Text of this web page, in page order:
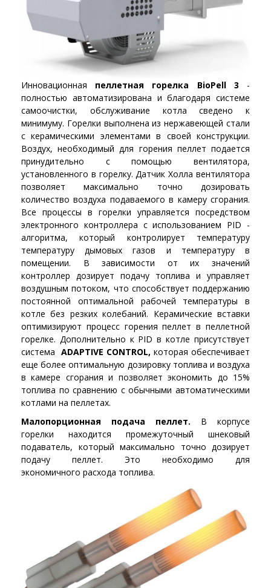
Инновационная пеллетная горелка BioPell 3 -
полностью автоматизирована и благодаря системе
самоочистки, обслуживание котла сведено к
минимуму. Горелки выполнена из нержавеющей стали
с керамическими элементами в своей конструкции.
Воздух, необходимый для горения пеллет подается
принудительно с помощью вентилятора,
установленного в горелку. Датчик Холла вентилятора
позволяет максимально точно дозировать
количество воздуха подаваемого в камеру сгорания.
Все процессы в горелки управляется посредством
электронного контроллера с использованием PID -
алгоритма, который контролирует температуру
температуру дымовых газов и температуру в
помещении. В зависимости от их значений
контроллер дозирует подачу топлива и управляет
воздушным потоком, что способствует поддержанию
постоянной оптимальной рабочей температуры в
котле без резких колебаний. Керамические вставки
оптимизируют процесс горения пеллет в пеллетной
горелке. Дополнительно к PID в котле присутствует
система ADAPTIVE CONTROL, которая обеспечивает
еще более оптимальную дозировку топлива и воздуха
в камере сгорания и позволяет экономить до 15%
топлива по сравнению с обычными автоматическими
котлами на пеллетах.
Малопорционная подача пеллет. В корпусе
горелки находится промежуточный шнековый
подаватель, который максимально точно дозирует
подачу пеллет. Это необходимо для
экономичного расхода топлива.